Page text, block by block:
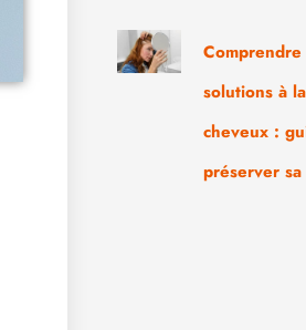
solutions à
cheveux :
préserver